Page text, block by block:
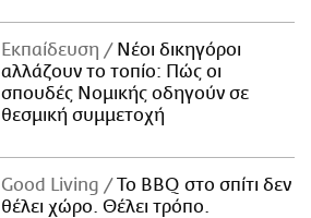
Εκπαίδευση
Νέοι δικηγόροι
αλλάζουν το τοπίο: Πώς οι
σπουδές Νομικής οδηγούν σε
θεσμική συμμετοχή
Good Living
Το BBQ στο σπίτι δεν
θέλει χώρο. Θέλει τρόπο.